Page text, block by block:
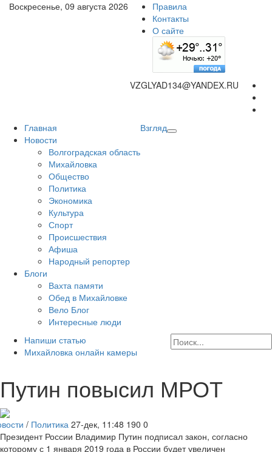
Воскресенье, 09 августа 2026
Правила
Контакты
О сайте
VZGLYAD134@YANDEX.RU
Главная
Новости
Волгоградская область
Михайловка
Общество
Политика
Экономика
Культура
Спорт
Происшествия
Афиша
Народный репортер
Блоги
Вахта памяти
Обед в Михайловке
Вело Блог
Интересные люди
Взгляд
Напиши статью
Михайловка онлайн камеры
Путин повысил МРОТ
/ Политика 27-дек, 11:48 190 0
Президент России Владимир Путин подписал закон, согласно
которому с 1 января 2019 года в России будет увеличен